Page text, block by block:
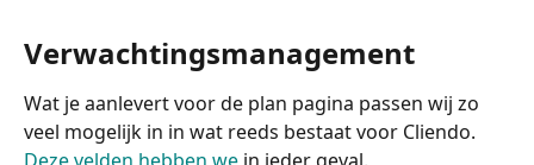
Verwachtingsmanagement
Wat je aanlevert voor de plan pagina passen wij zo
veel mogelijk in in wat reeds bestaat voor Cliendo.